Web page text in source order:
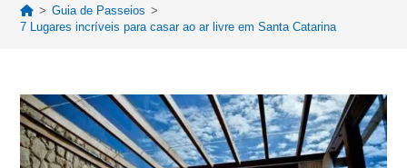
> Guia de Passeios >
7 Lugares incríveis para casar ao ar livre em Santa Catarina